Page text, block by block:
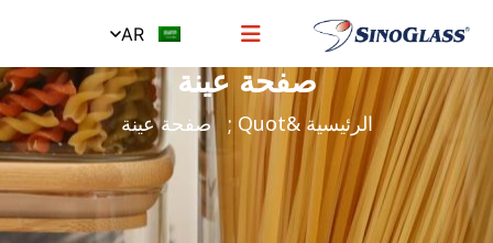
AR
صفحة عينة
الرئيسية&quot ; صفحة عينة